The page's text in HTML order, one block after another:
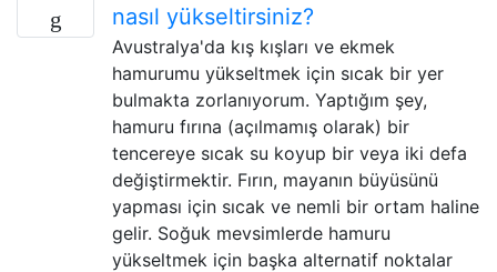
nasıl yükseltirsiniz?
Avustralya'da kış kışları ve ekmek
hamurumu yükseltmek için sıcak bir yer
bulmakta zorlanıyorum. Yaptığım şey,
hamuru fırına (açılmamış olarak) bir
tencereye sıcak su koyup bir veya iki defa
değiştirmektir. Fırın, mayanın büyüsünü
yapması için sıcak ve nemli bir ortam haline
gelir. Soğuk mevsimlerde hamuru
yükseltmek için başka alternatif noktalar